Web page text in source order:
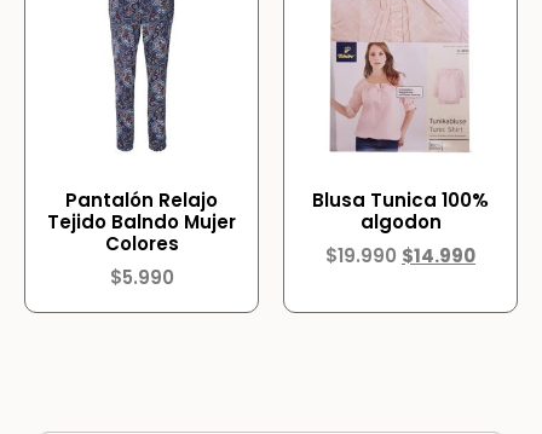
Pantalón Relajo
Tejido Balndo Mujer
Colores
$5.990
Blusa Tunica 100%
algodon
$19.990 $14.990